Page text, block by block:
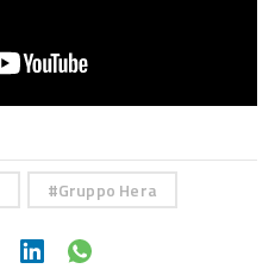
Gruppo Hera